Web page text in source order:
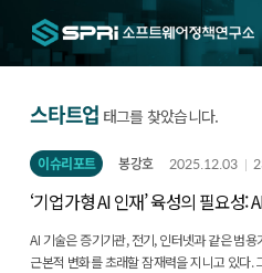
스타트업 태그를 찾았습니다.
이슈리포트 봉강호 2025.12.03
‘기업가형 AI 인재’ 육성의 필요성:
한국형 전략의 출발점
AI 기술은 증기기관, 전기, 인터넷과 같은 범
근본적 변화를 초래할 잠재력을 지니고 있다.